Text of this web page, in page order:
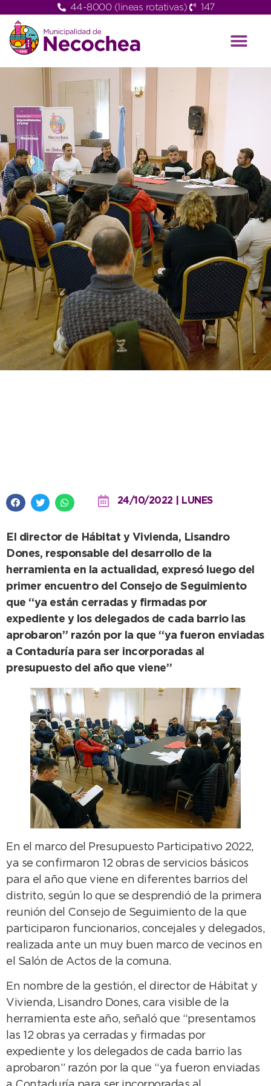
44-8000 (lineas rotativas) 147
24/10/2022 | LUNES
El director de Hábitat y Vivienda, Lisandro
Dones, responsable del desarrollo de la
herramienta en la actualidad, expresó luego del
primer encuentro del Consejo de Seguimiento
que “ya están cerradas y firmadas por
expediente y los delegados de cada barrio las
aprobaron” razón por la que “ya fueron enviadas
a Contaduría para ser incorporadas al
presupuesto del año que viene”
En el marco del Presupuesto Participativo 2022,
ya se confirmaron 12 obras de servicios básicos
para el año que viene en diferentes barrios del
distrito, según lo que se desprendió de la primera
reunión del Consejo de Seguimiento de la que
participaron funcionarios, concejales y delegados,
realizada ante un muy buen marco de vecinos en
el Salón de Actos de la comuna.
En nombre de la gestión, el director de Hábitat y
Vivienda, Lisandro Dones, cara visible de la
herramienta este año, señaló que “presentamos
las 12 obras ya cerradas y firmadas por
expediente y los delegados de cada barrio las
aprobaron” razón por la que “ya fueron enviadas